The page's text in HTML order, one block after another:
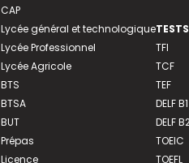
CAP
Lycée général et technologique
Lycée Professionnel
Lycée Agricole
BTS
BTSA
BUT
Prépas
Licence
TFI
TCF
TEF
DELF B1
DELF
TOEIC
TOEFL